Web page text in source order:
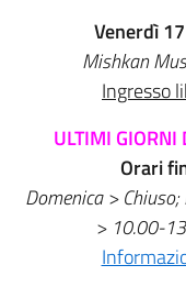
Venerdì
Mishkan
Ingresso
ULTIMI GIORNI
Orari
Domenica >
> 10.00-